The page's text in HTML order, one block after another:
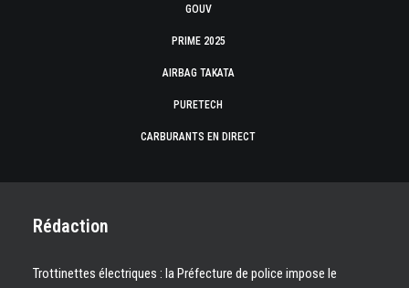
GOUV
PRIME 2025
AIRBAG TAKATA
PURETECH
CARBURANTS EN DIRECT
Rédaction
Trottinettes électriques : la Préfecture de police impose le